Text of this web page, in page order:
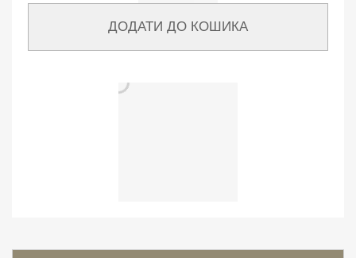
ДОДАТИ ДО КОШИКА